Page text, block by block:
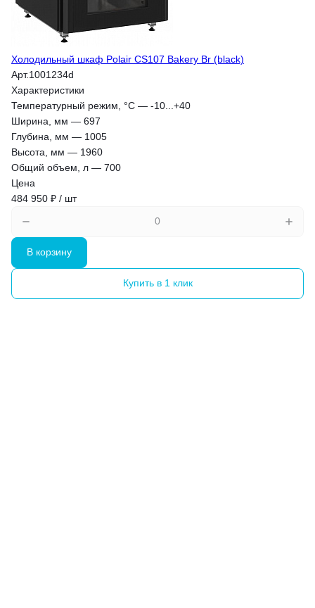
Холодильный шкаф Polair CS107 Bakery Br (black)
Арт.1001234d
Характеристики
Температурный режим, °С — -10...+40
Ширина, мм — 697
Глубина, мм — 1005
Высота, мм — 1960
Общий объем, л — 700
Цена
484 950 ₽ / шт
В корзину
Купить в 1 клик